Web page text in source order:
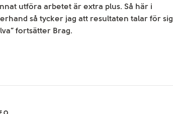
utföra arbetet är extra plus. Så här i
så tycker jag att resultaten talar för sig
fortsätter Brag.